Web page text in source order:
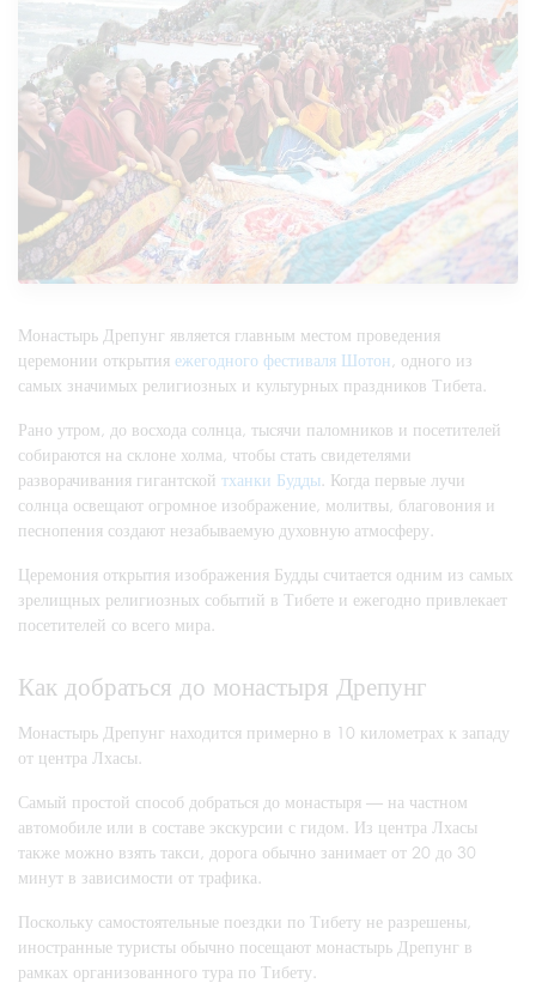
Монастырь Дрепунг является главным местом проведения
церемонии открытия ежегодного фестиваля Шотон, одного из
самых значимых религиозных и культурных праздников Тибета.
Рано утром, до восхода солнца, тысячи паломников и посетителей
собираются на склоне холма, чтобы стать свидетелями
разворачивания гигантской тханки Будды . Когда первые лучи
солнца освещают огромное изображение, молитвы, благовония и
песнопения создают незабываемую духовную атмосферу.
Церемония открытия изображения Будды считается одним из самых
зрелищных религиозных событий в Тибете и ежегодно привлекает
посетителей со всего мира.
Как добраться до монастыря Дрепунг
Монастырь Дрепунг находится примерно в 10 километрах к западу
от центра Лхасы.
Самый простой способ добраться до монастыря — на частном
автомобиле или в составе экскурсии с гидом. Из центра Лхасы
также можно взять такси, дорога обычно занимает от 20 до 30
минут в зависимости от трафика.
Поскольку самостоятельные поездки по Тибету не разрешены,
иностранные туристы обычно посещают монастырь Дрепунг в
рамках организованного тура по Тибету.